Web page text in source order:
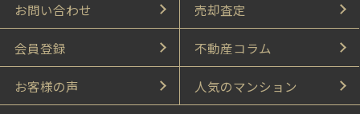
お問い合わせ 売却査定
会員登録 不動産コラム
お客様の声 人気のマンション